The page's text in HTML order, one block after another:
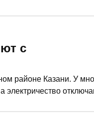
с
районе Казани. У
электричество